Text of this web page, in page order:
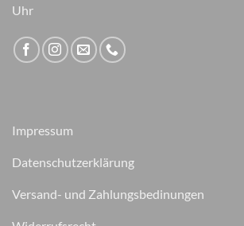
Uhr
Impressum
Datenschutzerklärung
Versand- und Zahlungsbedinungen